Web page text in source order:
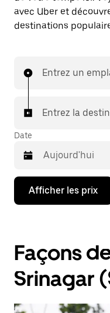
avec Uber et
destinations
Entrez un
Entrez la
Date
Appuyez
la
bas
pour
interagir
avec
et
Afficher les prix
Façons
Srinagar